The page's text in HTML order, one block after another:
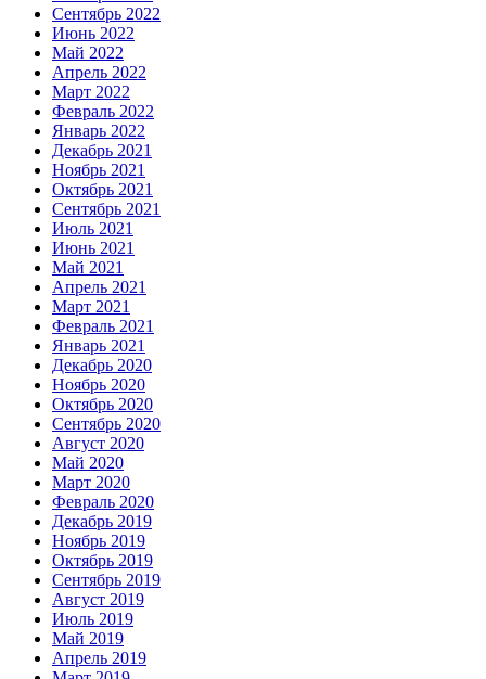
Сентябрь 2022
Июнь 2022
Май 2022
Апрель 2022
Март 2022
Февраль 2022
Январь 2022
Декабрь 2021
Ноябрь 2021
Октябрь 2021
Сентябрь 2021
Июль 2021
Июнь 2021
Май 2021
Апрель 2021
Март 2021
Февраль 2021
Январь 2021
Декабрь 2020
Ноябрь 2020
Октябрь 2020
Сентябрь 2020
Август 2020
Май 2020
Март 2020
Февраль 2020
Декабрь 2019
Ноябрь 2019
Октябрь 2019
Сентябрь 2019
Август 2019
Июль 2019
Май 2019
Апрель 2019